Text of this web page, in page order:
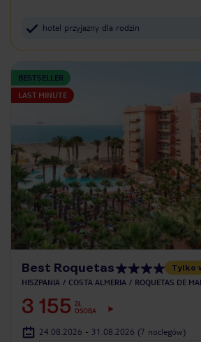
hotel przyjazny dla rodzin
BESTSELLER
LAST MINUTE
Best Roquetas Tylko
HISZPANIA COSTA ALMERIA ROQUETAS DE
3 155 ZŁ
OSOBA
24.08.2026 - 31.08.2026 (7 noclegów)